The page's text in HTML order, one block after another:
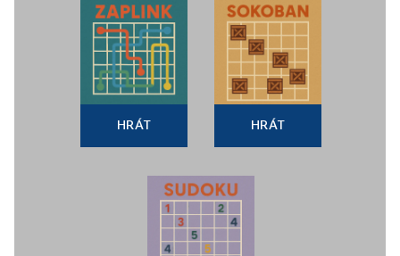
HRÁT HRÁT